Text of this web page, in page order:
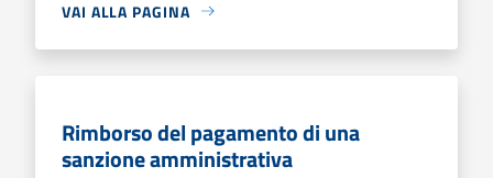
VAI ALLA PAGINA
Rimborso del pagamento di una
sanzione amministrativa